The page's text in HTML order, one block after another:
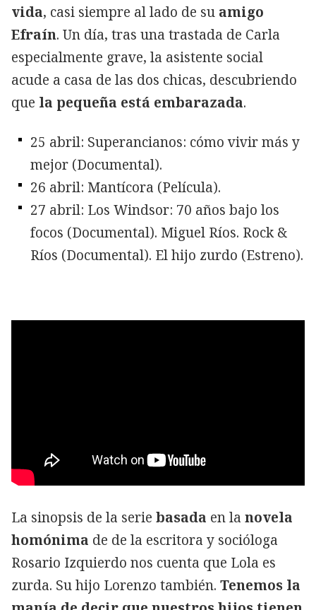
vida, casi siempre al lado de su amigo
Efraín. Un día, tras una trastada de Carla
especialmente grave, la asistente social
acude a casa de las dos chicas, descubriendo
que la pequeña está embarazada.
25 abril: Superancianos: cómo vivir más y
mejor (Documental).
26 abril: Mantícora (Película).
27 abril: Los Windsor: 70 años bajo los
focos (Documental). Miguel Ríos. Rock &
Ríos (Documental). El hijo zurdo (Estreno).
La sinopsis de la serie basada en la novela
homónima de de la escritora y socióloga
Rosario Izquierdo nos cuenta que Lola es
zurda. Su hijo Lorenzo también. Tenemos la